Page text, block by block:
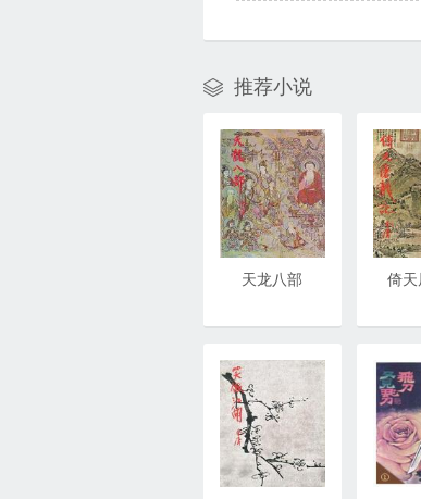
 推荐小说
天龙八部 倚